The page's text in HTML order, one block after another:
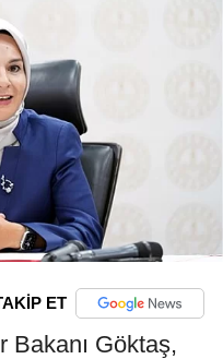
ET
Bakanı Göktaş,